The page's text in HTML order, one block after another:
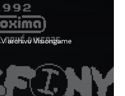
V archivu Visiongame